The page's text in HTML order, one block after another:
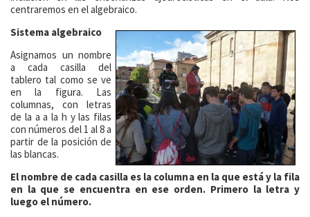
centraremos en el algebraico.
Sistema algebraico
Asignamos un nombre
a cada casilla del
tablero tal como se ve
en la figura. Las
columnas, con letras
de la a a la h y las filas
con números del 1 al 8 a
partir de la posición de
las blancas.
El nombre de cada casilla es la columna en la que está y la fila
en la que se encuentra en ese orden. Primero la letra y
luego el número.